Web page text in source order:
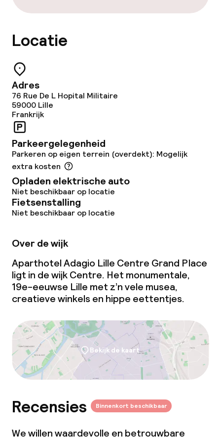
Locatie
Adres
76 Rue De L Hopital Militaire
59000 Lille
Frankrijk
Parkeergelegenheid
Parkeren op eigen terrein (overdekt): Mogelijk
extra kosten
Opladen elektrische auto
Niet beschikbaar op locatie
Fietsenstalling
Niet beschikbaar op locatie
Over de wijk
Aparthotel Adagio Lille Centre Grand Place
ligt in de wijk Centre. Het monumentale,
19e-eeuwse Lille met z’n vele musea,
creatieve winkels en hippe eettentjes.
Bekijk de kaart
Recensies Binnenkort beschikbaar
We willen waardevolle en betrouwbare